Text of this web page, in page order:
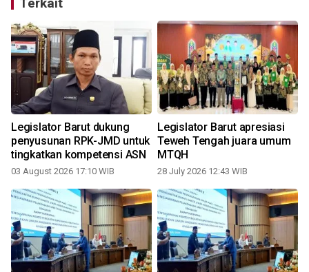
Terkait
Legislator Barut dukung
penyusunan RPK-JMD untuk
tingkatkan kompetensi ASN
03 August 2026 17:10 WIB
Legislator Barut apresiasi
Teweh Tengah juara umum
MTQH
28 July 2026 12:43 WIB